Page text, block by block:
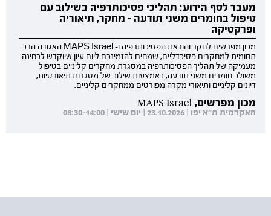
מעבר לסף הידוע: תהליכי פסיכותרפיה בשילוב עם
טיפול בחומרים משני תודעה - מחקר, תיאוריה
ופרקטיקה
מכון מפרשים לחקר והוראת הפסיכותרפיה ו- MAPS Israel האגודה הרב
תחומית למחקרים פסיכדליים, שמחים להזמינכם ליום עיון שיוקדש לבחינה
מעמיקה של תהליך הפסיכותרפיה במסגרת מחקרים קליניים בטיפול
משולב חומרים משני תודעה, באמצעות שילוב של מסגרות תיאורטיות,
דיונים קליניים ותיאורי מקרה מפורטים ממחקרים קליניים.
מכון מפרשים, MAPS Israel
האקדמית ת"א יפו | 23.10.2026 | יום שישי | 08:30-14:00